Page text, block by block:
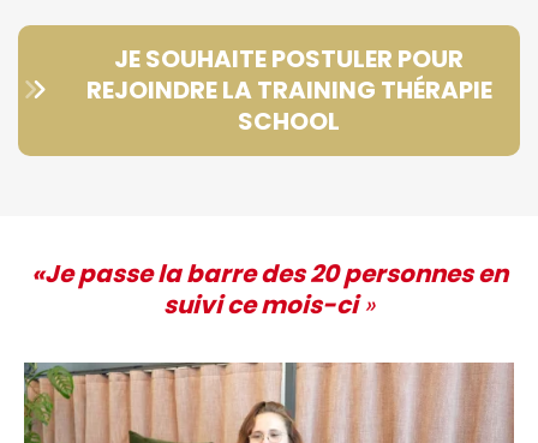
JE SOUHAITE POSTULER POUR
REJOINDRE LA TRAINING THÉRAPIE
SCHOOL
«Je passe la barre des 20 personnes en
suivi ce mois-ci»